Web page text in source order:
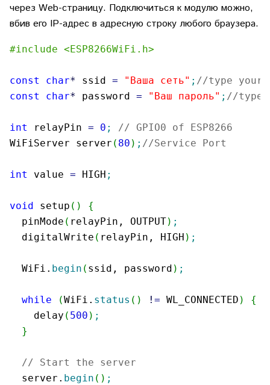
через Web-страницу. Подключиться к модулю можно,
вбив его IP-адрес в адресную строку любого браузера.
#include <ESP8266WiFi.h>
const char* ssid = "Ваша сеть" ; //type your
const
char* password = "Ваш пароль" ; //type
int relayPin = 0 ;
// GPIO0 of ESP8266
WiFiServer server ( 80 ) ; //Service Port
int value = HIGH ;
void setup ( )
{
  pinMode
( relayPin, OUTPUT) ;
  digitalWrite
( relayPin, HIGH ) ;
  WiFi.
begin ( ssid, password ) ;
while (WiFi. status ( ) ! = WL_CONNECTED )
{
    delay
( 500 ) ;
}
// Start the server
  server.
begin ( ) ;